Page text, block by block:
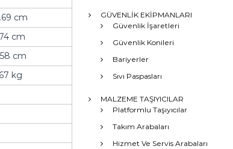
cm
cm
cm
kg
GÜVENLİK EKİPMANLARI
Güvenlik İşaretleri
Güvenlik Konileri
Bariyerler
Sıvı Paspasları
MALZEME TAŞIYICILAR
Platformlu Taşıyıcılar
Takım Arabaları
Hizmet Ve Servis Arabaları